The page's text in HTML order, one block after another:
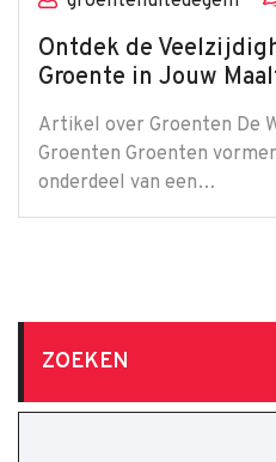
Ontdek de
Groente in Jouw
Artikel over Groenten De
Groenten Groenten
onderdeel van een…
ZOEKEN